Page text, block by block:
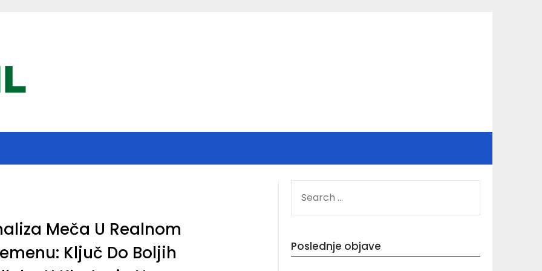
Meča U Realnom
Ključ Do Boljih
FOR:
Poslednje objave